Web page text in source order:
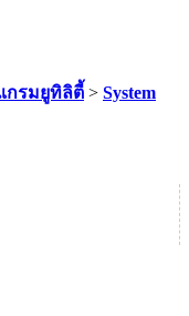
กรมยูทิลิตี้ > System